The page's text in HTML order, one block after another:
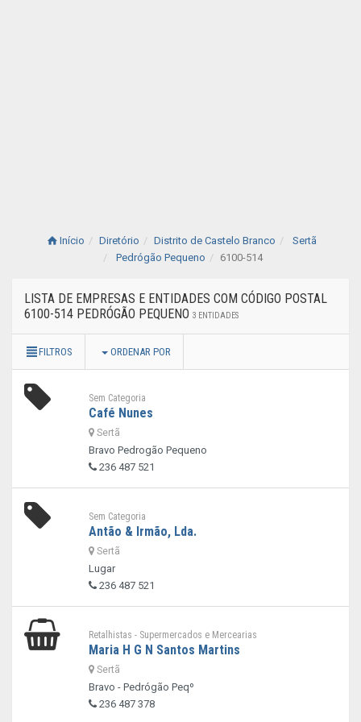
Início Diretório Distrito de Castelo Branco
Sertã
Pedrógão Pequeno
6100-514
LISTA DE EMPRESAS E ENTIDADES COM CÓDIGO POSTAL
6100-514 PEDRÓGÃO PEQUENO 3 ENTIDADES
FILTROS ORDENAR POR
Sem Categoria
Café Nunes
Sertã
Bravo Pedrogão Pequeno
236 487 521
Sem Categoria
Antão & Irmão, Lda.
Sertã
Lugar
236 487 521
Retalhistas - Supermercados e Mercearias
Maria H G N Santos Martins
Sertã
Bravo - Pedrógão Peqº
236 487 378